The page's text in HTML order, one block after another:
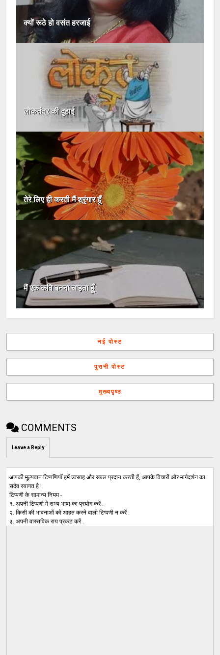
क्यों रूठे हो वसंत हरजाई
लोकतंत्र की दुहाई
तेरे लिए ही करती मैं श्रृंगार हूँ
मैं एक कवि बनना चाहता हूँ
नई पोस्ट
पुरानी पोस्ट
मुख्यपृष्ठ
COMMENTS
Leave a Reply
आपकी मूल्यवान टिप्पणियाँ हमें उत्साह और सबल प्रदान करती हैं, आपके विचारों और मार्गदर्शन का
सदैव स्वागत है !
टिप्पणी के सामान्य नियम -
१. अपनी टिप्पणी में सभ्य भाषा का प्रयोग करें .
२. किसी की भावनाओं को आहत करने वाली टिप्पणी न करें .
३. अपनी वास्तविक राय प्रकट करें .